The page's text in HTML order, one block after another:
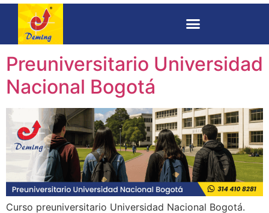
Preuniversitario Universidad
Nacional Bogotá
Curso preuniversitario Universidad Nacional Bogotá.